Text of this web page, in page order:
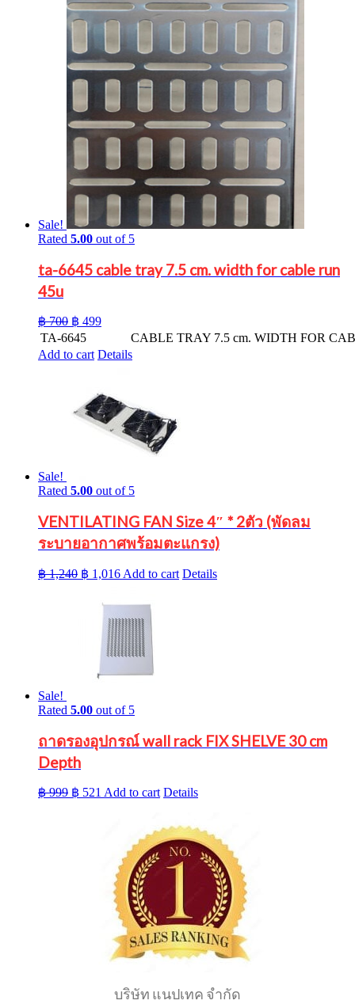
Sale!
Rated 5.00 out of 5
ta-6645 cable tray 7.5 cm. width for cable run
45u
฿700 Original
price
was:
฿ 700.
฿ 499Current
is:
฿ 499.
TA-6645
CABLE TRAY 7.5 cm. WIDTH FOR
Add to cart Details
Sale!
Rated 5.00 out of 5
VENTILATING FAN Size 4″ * 2ตัว (พัดลม
ระบายอากาศพร้อมตะแกรง)
฿1,240 Original
was:
฿ 1,240.
฿ 1,016Current
฿ 1,016.
Add to cart Details
Sale!
Rated 5.00 out of 5
ถาดรองอุปกรณ์ wall rack FIX SHELVE 30 cm
Depth
฿999 Original
฿ 521 Current
Add to cart Details
บริษัท แนปเทค จำกัด